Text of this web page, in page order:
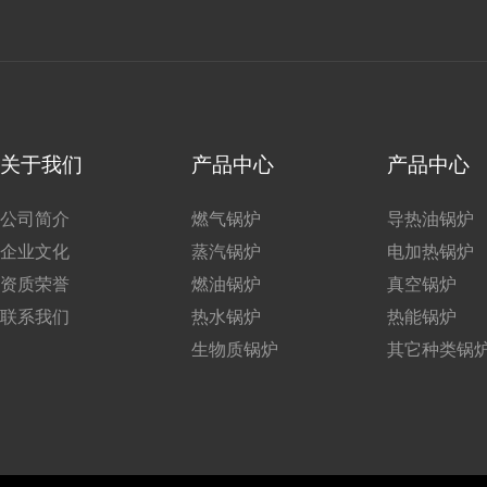
关于我们
公司简介
企业文化
资质荣誉
联系我们
产品中心
燃气锅炉
蒸汽锅炉
燃油锅炉
热水锅炉
生物质锅炉
产品中心
导热油锅炉
电加热锅炉
真空锅炉
热能锅炉
其它种类锅